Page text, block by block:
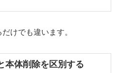
けでも違います。
本体削除を区別する